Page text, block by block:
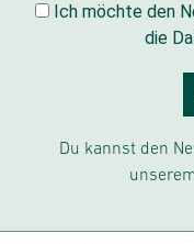
Ich möchte den
die
Du kannst den